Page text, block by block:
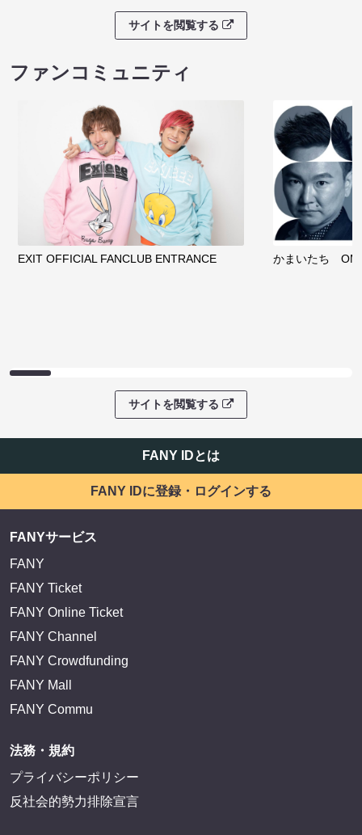
サイトを閲覧する
ファンコミュニティ
EXIT OFFICIAL FANCLUB ENTRANCE かまいたち
サイトを閲覧する
FANY IDとは
FANY IDに登録・ログインする
FANYサービス
FANY
FANY Ticket
FANY Online Ticket
FANY Channel
FANY Crowdfunding
FANY Mall
FANY Commu
法務・規約
プライバシーポリシー
反社会的勢力排除宣言